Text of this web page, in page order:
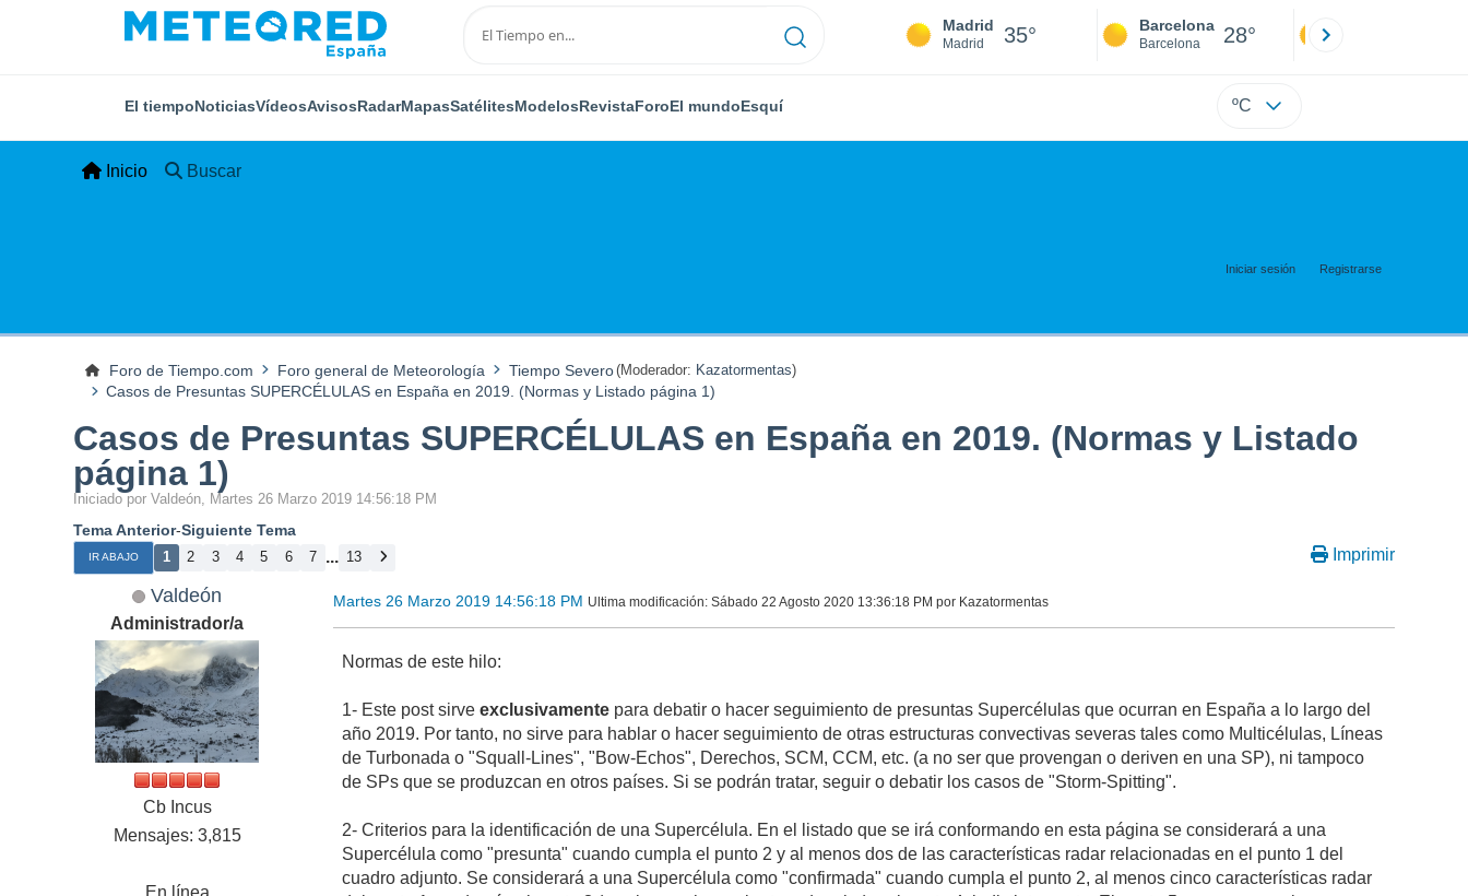
Madrid
Madrid 35° Barcelona
Barcelona 28°
El tiempoNoticiasVídeosAvisosRadarMapasSatélitesModelosRevistaForoEl mundoEsquí ºC
Inicio Buscar
Iniciar sesión Registrarse
Foro de Tiempo.com Foro general de Meteorología Tiempo Severo(Moderador: Kazatormentas)
Casos de Presuntas SUPERCÉLULAS en España en 2019. (Normas y Listado página 1)
Casos de Presuntas SUPERCÉLULAS en España en 2019. (Normas y Listado
página 1)
Iniciado por Valdeón, Martes 26 Marzo 2019 14:56:18 PM
Tema Anterior-Siguiente Tema
IR ABAJO 1 2 3 4 5 6 7 ... 13 Imprimir
Valdeón
Administrador/a
Cb Incus
Mensajes: 3,815
En línea
Martes 26 Marzo 2019 14:56:18 PM Ultima modificación: Sábado 22 Agosto 2020 13:36:18 PM por Kazatormentas
Normas de este hilo:
1- Este post sirveexclusivamente para debatir o hacer seguimiento de presuntas Supercélulas que ocurran en España a lo largo del
año 2019. Por tanto, no sirve para hablar o hacer seguimiento de otras estructuras convectivas severas tales como Multicélulas, Líneas
de Turbonada o "Squall-Lines", "Bow-Echos", Derechos, SCM, CCM, etc. (a no ser que provengan o deriven en una SP), ni tampoco
de SPs que se produzcan en otros países. Si se podrán tratar, seguir o debatir los casos de "Storm-Spitting".
2- Criterios para la identificación de una Supercélula. En el listado que se irá conformando en esta página se considerará a una
Supercélula como "presunta" cuando cumpla el punto 2 y al menos dos de las características radar relacionadas en el punto 1 del
cuadro adjunto. Se considerará a una Supercélula como "confirmada" cuando cumpla el punto 2, al menos cinco características radar